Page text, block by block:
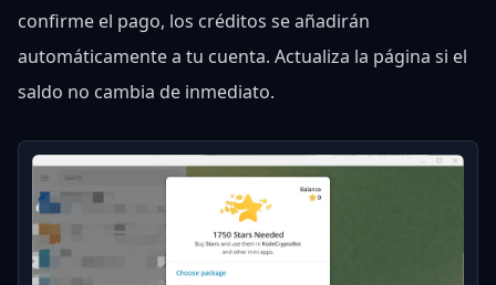
confirme el pago, los créditos se añadirán
automáticamente a tu cuenta. Actualiza la página si el
saldo no cambia de inmediato.